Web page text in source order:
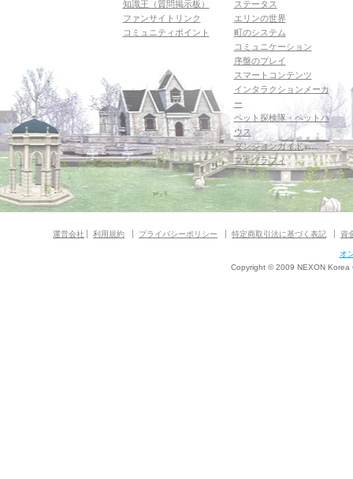
知識王（質問掲示板）
ファンサイトリンク
コミュニティポイント
ステータス
エリンの世界
町のシステム
コミュニケーション
序盤のプレイ
スマートコンテンツ
インタラクションメーカ
ー
ペット探検隊・ペットハ
ウス
ダンジョンガイド
マギグラフィ
運営会社 利用規約 プライバシーポリシー 特定商取引法に基づく表記 資
オ
Copyright © 2009 NEXON Korea